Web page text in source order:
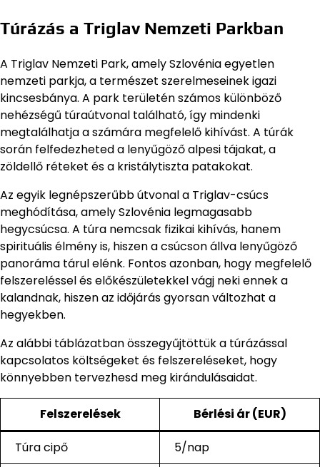
Túrázás a Triglav Nemzeti Parkban
A Triglav Nemzeti Park, amely Szlovénia egyetlen
nemzeti parkja, a természet szerelmeseinek igazi
kincsesbánya. A park területén számos különböző
nehézségű túraútvonal található, így mindenki
megtalálhatja a számára megfelelő kihívást. A túrák
során felfedezheted a lenyűgöző alpesi tájakat, a
zöldellő réteket és a kristálytiszta patakokat.
Az egyik legnépszerűbb útvonal a Triglav-csúcs
meghódítása, amely Szlovénia legmagasabb
hegycsúcsa. A túra nemcsak fizikai kihívás, hanem
spirituális élmény is, hiszen a csúcson állva lenyűgöző
panoráma tárul elénk. Fontos azonban, hogy megfelelő
felszereléssel és előkészületekkel vágj neki ennek a
kalandnak, hiszen az időjárás gyorsan változhat a
hegyekben.
Az alábbi táblázatban összegyűjtöttük a túrázással
kapcsolatos költségeket és felszereléseket, hogy
könnyebben tervezhesd meg kirándulásaidat.
Felszerelések Bérlési ár (EUR)
Túra cipő 5/nap